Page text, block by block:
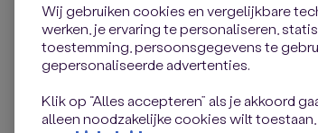
Wij gebruiken cookies en vergelijkbare
werken, je ervaring te personaliseren,
toestemming, persoonsgegevens te
gepersonaliseerde advertenties.
Klik op “Alles accepteren” als je akkoord
alleen noodzakelijke cookies wilt